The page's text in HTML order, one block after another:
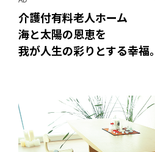
介護付有料老人ホーム
海と太陽の恩恵を
我が人生の彩りとする幸福。